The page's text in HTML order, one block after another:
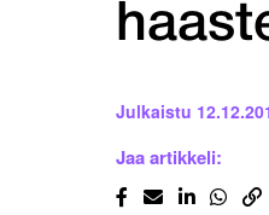
Julkaistu
Jaa artikkeli: